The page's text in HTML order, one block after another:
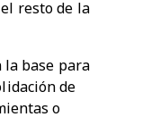
resto de la
la base para
de
o